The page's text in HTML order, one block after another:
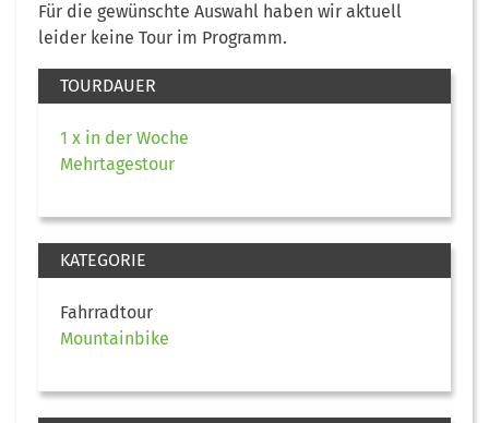
Für die gewünschte Auswahl haben wir aktuell
leider keine Tour im Programm.
TOURDAUER
1 x in der Woche
Mehrtagestour
KATEGORIE
Fahrradtour
Mountainbike